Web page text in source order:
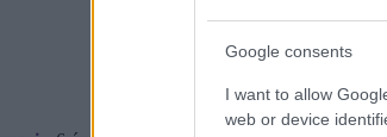
Google consents
I want to allow
web or device